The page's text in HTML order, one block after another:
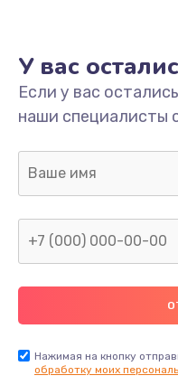
У вас
Если у вас
наши специалисты
Нажимая на кнопку
обработку моих